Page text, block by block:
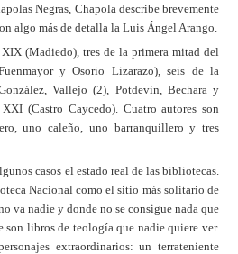
Negras, Chapola describe brevemente
algo más de detalla la Luis Ángel Arango.
(Madiedo), tres de la primera mitad del
y Osorio Lizarazo), seis de la
Vallejo (2), Potdevin, Bechara y
(Castro Caycedo). Cuatro autores son
uno caleño, uno barranquillero y tres
casos el estado real de las bibliotecas.
Nacional como el sitio más solitario de
va nadie y donde no se consigue nada que
son libros de teología que nadie quiere ver.
extraordinarios: un terrateniente